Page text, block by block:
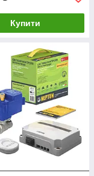
Купити